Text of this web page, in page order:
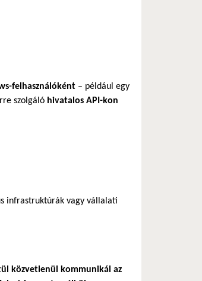
felhasználóként – például egy
szolgáló hivatalos API-kon
infrastruktúrák vagy vállalati
közvetlenül kommunikál az